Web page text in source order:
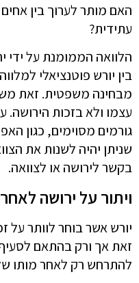
האם מותר לערוך בין
עתידית?
הלוואה הממומנת על ידי
בין יורש פוטנציאלי
מבחינה משפטית. זאת
עצמו ולא בזכות
גורמים מסוימים, כגון
שניתן יהיה לשנות את
בקשר לירושה או לצוואה.
ויתור על ירושה
יורש אשר בוחר לוותר על
להתרחש רק לאחר מותו